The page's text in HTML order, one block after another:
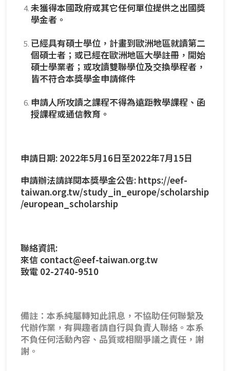
未獲得本國政府或其它任何單位提供之出國獎
學金者。
已經具有碩士學位，計畫到歐洲地區就讀第二
個碩士者；或已經在歐洲地區大學註冊，開始
碩士學業者；或攻讀雙聯學位及交換學程者，
皆不符合本獎學金申請條件
申請人所攻讀之課程不得為遠距教學課程、函
授課程或通信教育。
申請日期: 2022年5月16日至2022年7月15日
申請辦法請詳閱本獎學金公告: https://eef-
taiwan.org.tw/study_in_europe/scholarship
/european_scholarship
聯絡資訊:
來信 contact@eef-taiwan.org.tw
致電 02-2740-9510
備註：本系純屬轉知此訊息，不協助任何聯繫及
代辦作業，有興趣者請自行與負責人聯絡。本系
不負任何活動內容、品質或相關爭議之責任，謝
謝。